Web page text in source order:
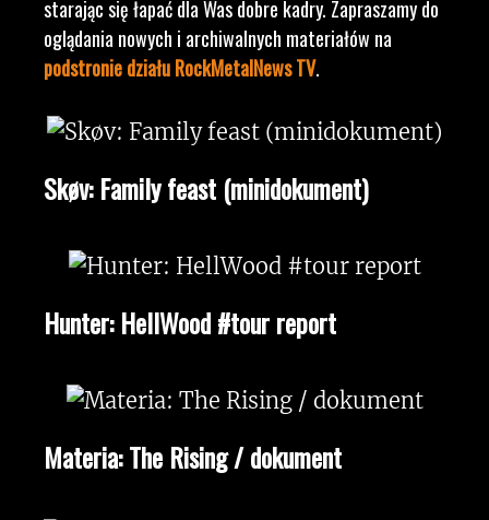
starając się łapać dla Was dobre kadry. Zapraszamy do
oglądania nowych i archiwalnych materiałów na
podstronie działu RockMetalNews TV.
Skøv: Family feast (minidokument)
Hunter: HellWood #tour report
Materia: The Rising / dokument